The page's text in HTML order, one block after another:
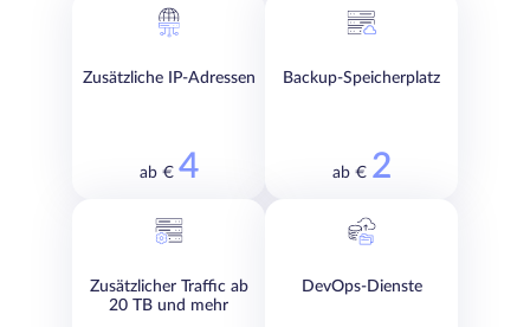
Zusätzliche IP-Adressen
ab € 4
Backup-Speicherplatz
ab € 2
Zusätzlicher Traffic ab
20 TB und mehr
DevOps-Dienste